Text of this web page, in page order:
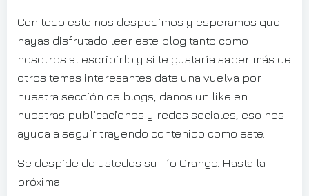
Con todo esto nos despedimos y esperamos que
hayas disfrutado leer este blog tanto como
nosotros al escribirlo y si te gustaría saber más de
otros temas interesantes date una vuelva por
nuestra sección de blogs, danos un like en
nuestras publicaciones y redes sociales, eso nos
ayuda a seguir trayendo contenido como este.
Se despide de ustedes su Tío Orange. Hasta la
próxima.